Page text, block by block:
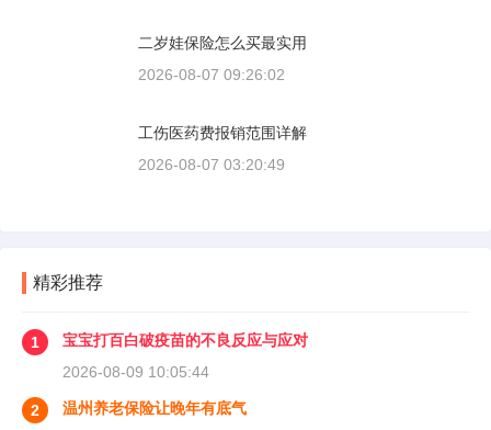
二岁娃保险怎么买最实用
2026-08-07 09:26:02
工伤医药费报销范围详解
2026-08-07 03:20:49
精彩推荐
1
宝宝打百白破疫苗的不良反应与应对
2026-08-09 10:05:44
2
温州养老保险让晚年有底气